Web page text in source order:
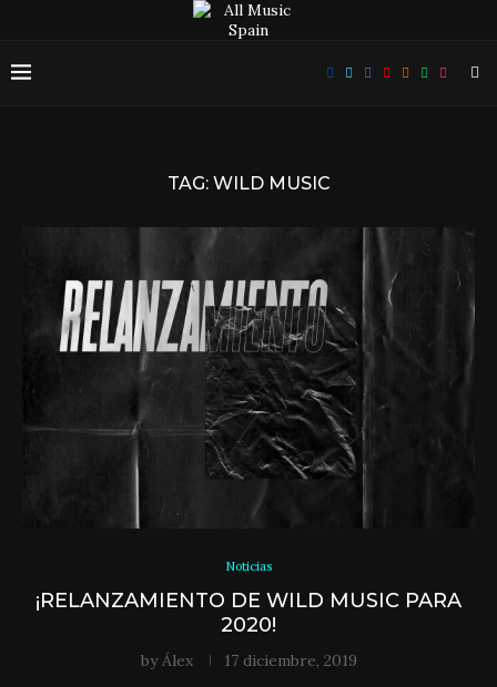
TAG: WILD MUSIC
Noticias
¡RELANZAMIENTO DE WILD MUSIC PARA
2020!
byÁlex 17 diciembre, 2019